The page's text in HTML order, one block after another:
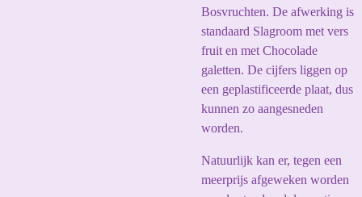
Bosvruchten. De afwerking is
standaard Slagroom met vers
fruit en met Chocolade
galetten. De cijfers liggen op
een geplastificeerde plaat, dus
kunnen zo aangesneden
worden.
Natuurlijk kan er, tegen een
meerprijs afgeweken worden